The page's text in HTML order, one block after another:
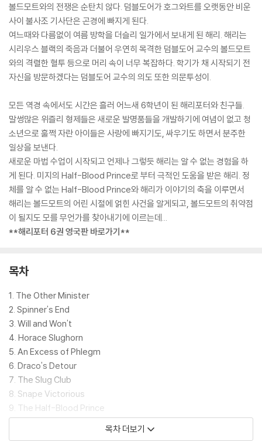
볼드모트와의 전쟁은 순탄치 않다. 덤블도어가 호그와트를 오랫동안 비운
사이 불사조 기사단은 곤경에 빠지게 된다.
여느때와 다름없이 여름 방학을 더슬리 일가에서 보내게 된 해리. 해리는
시리우스 블랙의 죽음과 더불어 우연히 목격한 덤블도어 교수의 볼드모트
와의 격렬한 혈투 등으로 머리 속이 너무 복잡하다. 학기가 채 시작되기 전
자신을 방문하겠다는 덤블도어 교수의 의도 또한 의문투성이.
모든 역경 속에서도 시간은 흘러 어느새 6학년이 된 해리포터와 친구들.
말썽많은 위즐리 형제들은 새로운 발명품들을 개발하기에 여념이 없고 청
소년으로 훌쩍 자란 아이들은 사랑에 빠지기도, 싸우기도 하면서 분주한
일상을 보낸다.
새로운 마법 수업이 시작되고 언제나 그렇듯 해리는 알 수 없는 경험을 하
게 된다. 미지의 Half-Blood Prince로 부터 극적인 도움을 받은 해리. 정
체를 알 수 없는 Half-Blood Prince와 해리가 이야기의 축을 이루면서
해리는 볼드모트의 어린 시절에 얽힌 사건을 알게되고, 볼드모트의 취약점
이 될지도 모를 무언가를 찾아내기에 이르는데...
**해리포터 6권 영국판 바로가기**
목차
1. The Other Minister
2. Spinner's End
3. Will and Won't
4. Horace Slughorn
5. An Excess of Phlegm
6. Draco's Detour
7. The Slug Club
8. Snape Victorious
9. The Half-Blood Prince
10. The Hour of Gaunt
11. Hermioine's Helping Hand
목차 더보기